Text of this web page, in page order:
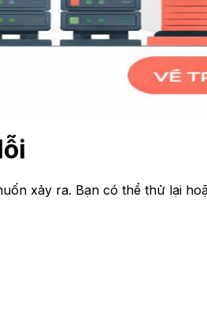
xảy ra. Bạn có thể thử lại